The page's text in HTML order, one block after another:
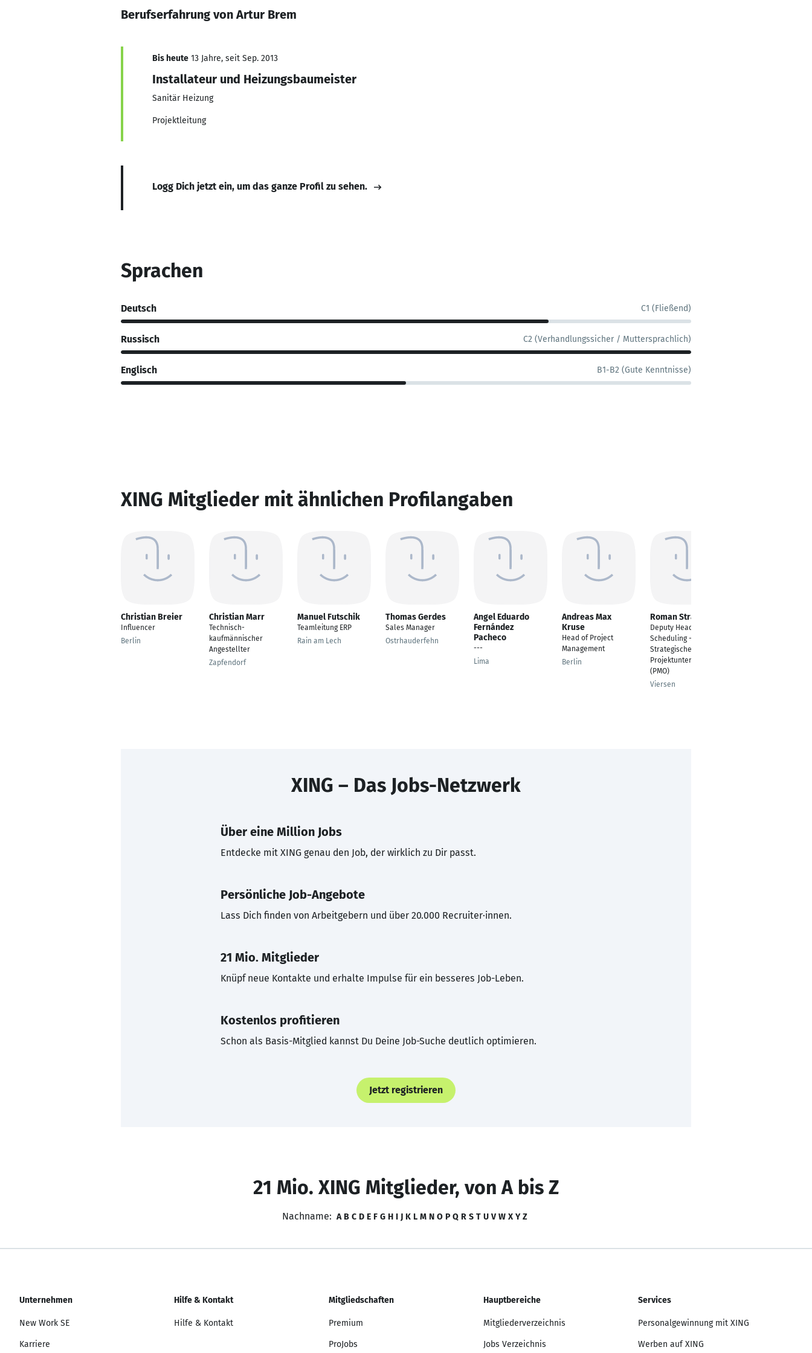
Berufserfahrung von Artur Brem
Bis heute 13 Jahre, seit Sep. 2013
Installateur und Heizungsbaumeister
Sanitär Heizung
Projektleitung
Logg Dich jetzt ein, um das ganze Profil zu sehen.
Sprachen
Deutsch C1 (Fließend)
Russisch C2 (Verhandlungssicher / Muttersprachlich)
Englisch B1-B2 (Gute Kenntnisse)
XING Mitglieder mit ähnlichen Profilangaben
Christian Breier
Influencer
Berlin
Christian Marr
Technisch-
kaufmännischer
Angestellter
Zapfendorf
Manuel Futschik
Teamleitung ERP
Rain am Lech
Thomas Gerdes
Sales Manager
Ostrhauderfehn
Angel Eduardo
Fernández
Pacheco
---
Lima
Andreas Max
Kruse
Head of Project
Management
Berlin
Roman Strauch
Deputy Head of
Scheduling -
Strategische
Projektunterstützung
(PMO)
Viersen
XING – Das Jobs-Netzwerk
Über eine Million Jobs
Entdecke mit XING genau den Job, der wirklich zu Dir passt.
Persönliche Job-Angebote
Lass Dich finden von Arbeitgebern und über 20.000 Recruiter·innen.
21 Mio. Mitglieder
Knüpf neue Kontakte und erhalte Impulse für ein besseres Job-Leben.
Kostenlos profitieren
Schon als Basis-Mitglied kannst Du Deine Job-Suche deutlich optimieren.
Jetzt registrieren
21 Mio. XING Mitglieder, von A bis Z
Nachname: A B C D E F G H I J K L M N O P Q R S T U V W X Y Z
Unternehmen
New Work SE
Karriere
Hilfe & Kontakt
Hilfe & Kontakt
Mitgliedschaften
Premium
ProJobs
Hauptbereiche
Mitgliederverzeichnis
Jobs Verzeichnis
Services
Personalgewinnung mit XING
Werben auf XING